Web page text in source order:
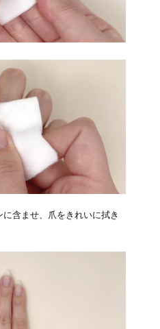
含ませ、爪をきれいに拭き